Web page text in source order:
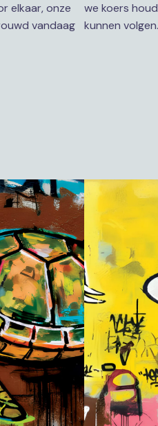
elkaar, onze
vandaag
we koers
kunnen volgen.